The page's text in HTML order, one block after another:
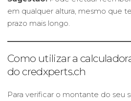
em qualquer altura, mesmo que
prazo mais longo.
Como utilizar a
do credxperts.ch
Para verificar o montante do seu